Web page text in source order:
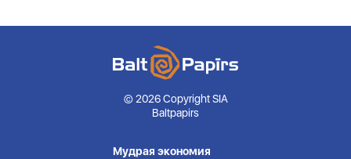
© 2026 Copyright SIA
Baltpapirs
Мудрая экономия